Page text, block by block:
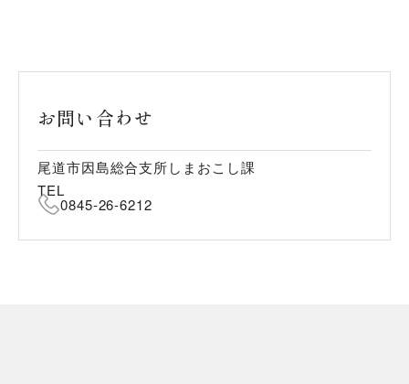
お問い合わせ
尾道市因島総合支所しまおこし課
TEL
0845-26-6212